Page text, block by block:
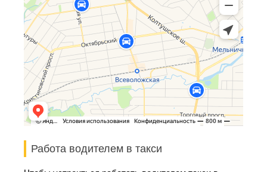
Работа водителем в такси